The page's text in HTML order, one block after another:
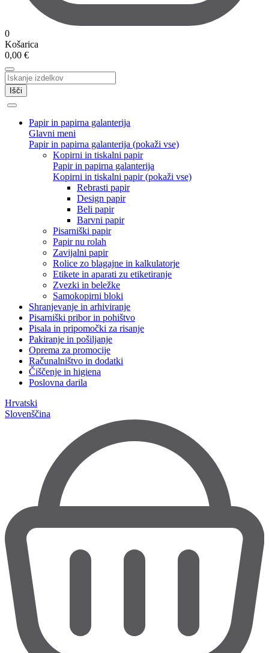
0
Košarica
0,00 €
Išči
Papir in papirna galanterija
Glavni meni
Papir in papirna galanterija (pokaži vse)
Kopirni in tiskalni papir
Papir in papirna galanterija
Kopirni in tiskalni papir (pokaži vse)
Rebrasti papir
Design papir
Beli papir
Barvni papir
Pisarniški papir
Papir nu rolah
Zavijalni papir
Rolice zo blagajne in kalkulatorje
Etikete in aparati zu etiketiranje
Zvezki in beležke
Samokopirni bloki
Shranjevanje in arhiviranje
Pisarniški pribor in pohištvo
Pisala in pripomočki za risanje
Pakiranje in pošiljanje
Oprema za promocije
Računalništvo in dodatki
Čiščenje in higiena
Poslovna darila
Hrvatski
Slovenščina